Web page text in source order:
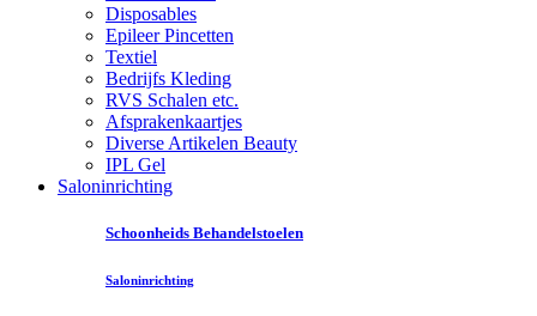
Disposables
Epileer Pincetten
Textiel
Bedrijfs Kleding
RVS Schalen etc.
Afsprakenkaartjes
Diverse Artikelen Beauty
IPL Gel
Saloninrichting
Schoonheids Behandelstoelen
Saloninrichting